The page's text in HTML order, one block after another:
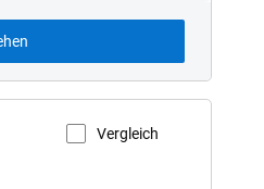
Vergleich